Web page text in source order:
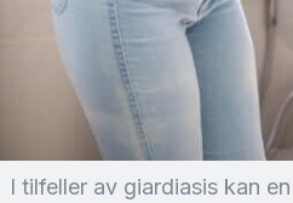
I tilfeller av giardiasis kan